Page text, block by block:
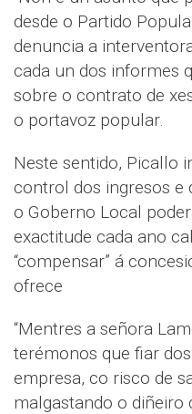
desde o Partido
denuncia a
cada un dos informes
sobre o contrato de
o portavoz popular.
Neste sentido, Picallo
control dos ingresos e
o Goberno Local
exactitude cada ano
“compensar” á
ofrece
“Mentres a señora
terémonos que fiar
empresa, co risco de
malgastando o diñeiro